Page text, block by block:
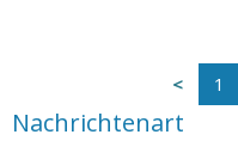
1
Nachrichtenart